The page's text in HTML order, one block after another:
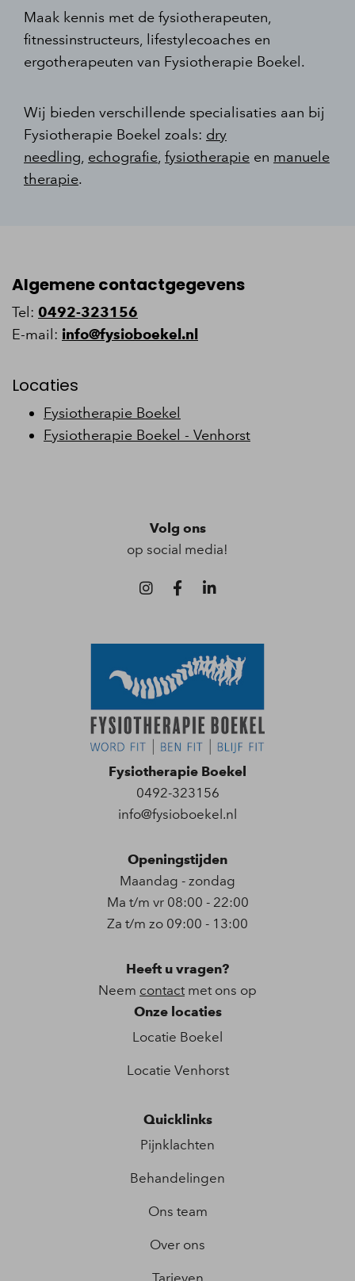
Maak kennis met de fysiotherapeuten,
fitnessinstructeurs, lifestylecoaches en
ergotherapeuten van Fysiotherapie Boekel.
Wij bieden verschillende specialisaties aan bij
Fysiotherapie Boekel zoals: dry
needling, echografie, fysiotherapie en manuele
therapie.
Algemene contactgegevens
Tel: 0492-323156
E-mail: info@fysioboekel.nl
Locaties
Fysiotherapie Boekel
Fysiotherapie Boekel - Venhorst
Volg ons
op social media!
Fysiotherapie Boekel
0492-323156
info@fysioboekel.nl
Openingstijden
Maandag - zondag
Ma t/m vr 08:00 - 22:00
Za t/m zo 09:00 - 13:00
Heeft u vragen?
Neem contact met ons op
Onze locaties
Locatie Boekel
Locatie Venhorst
Quicklinks
Pijnklachten
Behandelingen
Ons team
Over ons
Tarieven